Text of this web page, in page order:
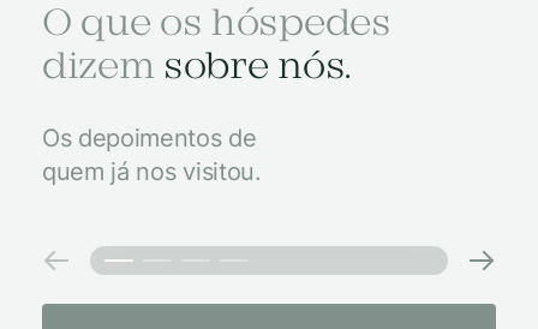
O que os hóspedes
dizem sobre nós.
Os depoimentos de
quem já nos visitou.